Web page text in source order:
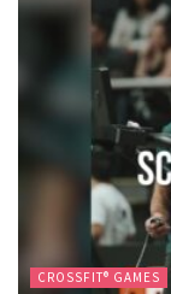
CROSSFIT® GAMES